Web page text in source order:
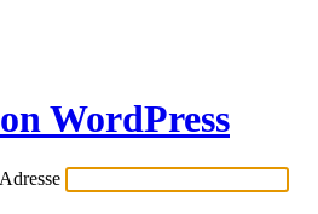
WordPress